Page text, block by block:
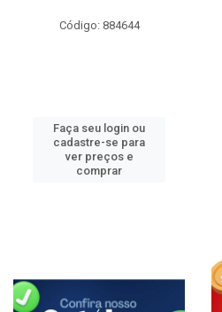
Código: 884644
Faça seu login ou
cadastre-se para
ver preços e
comprar